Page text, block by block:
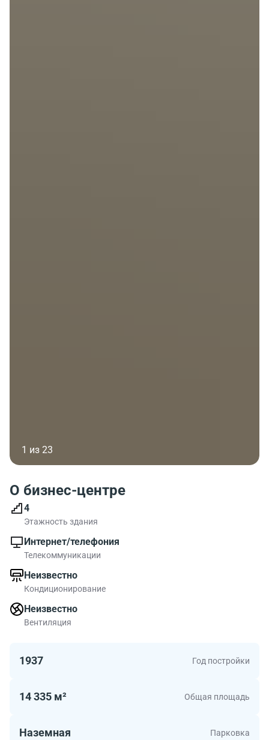
1 из 23
О бизнес-центре
4
Этажность здания
Интернет/телефония
Телекоммуникации
Неизвестно
Кондиционирование
Неизвестно
Вентиляция
1937 Год постройки
14 335 м² Общая площадь
Наземная Парковка